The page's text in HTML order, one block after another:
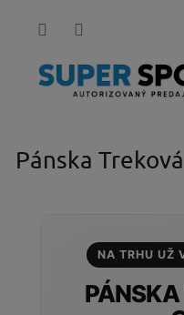
Pánska
NA TRHU UŽ